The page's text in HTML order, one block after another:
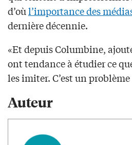
d’oùl’importance des
dernière décennie.
«Et depuis Columbine,
ont tendance à étudier ce
les imiter. C’est un
Auteur